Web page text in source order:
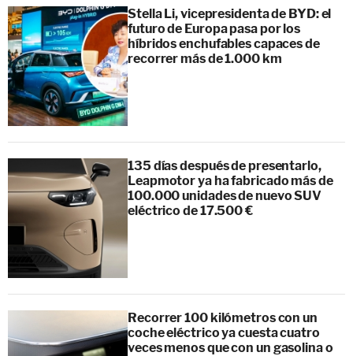
Stella Li, vicepresidenta de BYD: el
futuro de Europa pasa por los
híbridos enchufables capaces de
recorrer más de 1.000 km
135 días después de presentarlo,
Leapmotor ya ha fabricado más de
100.000 unidades de nuevo SUV
eléctrico de 17.500 €
Recorrer 100 kilómetros con un
coche eléctrico ya cuesta cuatro
veces menos que con un gasolina o